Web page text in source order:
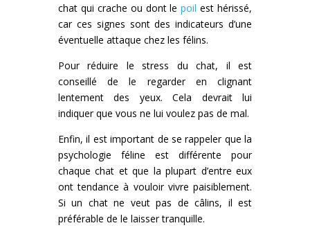
chat qui crache ou dont lepoil est hérissé,
car ces signes sont des indicateurs d’une
éventuelle attaque chez les félins.
Pour réduire le stress du chat, il est
conseillé de le regarder en clignant
lentement des yeux. Cela devrait lui
indiquer que vous ne lui voulez pas de mal.
Enfin, il est important de se rappeler que la
psychologie féline est différente pour
chaque chat et que la plupart d’entre eux
ont tendance à vouloir vivre paisiblement.
Si un chat ne veut pas de câlins, il est
préférable de le laisser tranquille.